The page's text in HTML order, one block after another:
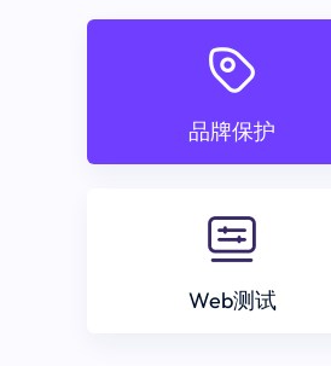
品牌保护
Web测试